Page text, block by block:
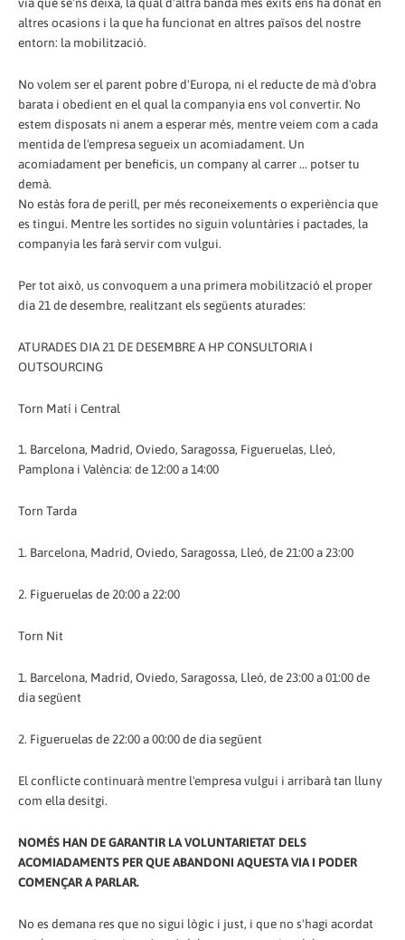
altres ocasions i la que ha funcionat en altres països del nostre
entorn: la mobilització.
No volem ser el parent pobre d'Europa, ni el reducte de mà d'obra
barata i obedient en el qual la companyia ens vol convertir. No
estem disposats ni anem a esperar més, mentre veiem com a cada
mentida de l'empresa segueix un acomiadament. Un
acomiadament per beneficis, un company al carrer ... potser tu
demà.
No estàs fora de perill, per més reconeixements o experiència que
es tingui. Mentre les sortides no siguin voluntàries i pactades, la
companyia les farà servir com vulgui.
Per tot això, us convoquem a una primera mobilització el proper
dia 21 de desembre, realitzant els següents aturades:
ATURADES DIA 21 DE DESEMBRE A HP CONSULTORIA I
OUTSOURCING
Torn Matí i Central
1. Barcelona, Madrid, Oviedo, Saragossa, Figueruelas, Lleó,
Pamplona i València: de 12:00 a 14:00
Torn Tarda
1. Barcelona, Madrid, Oviedo, Saragossa, Lleó, de 21:00 a 23:00
2. Figueruelas de 20:00 a 22:00
Torn Nit
1. Barcelona, Madrid, Oviedo, Saragossa, Lleó, de 23:00 a 01:00 de
dia següent
2. Figueruelas de 22:00 a 00:00 de dia següent
El conflicte continuarà mentre l'empresa vulgui i arribarà tan lluny
com ella desitgi.
NOMÉS HAN DE GARANTIR LA VOLUNTARIETAT DELS
ACOMIADAMENTS PER QUE ABANDONI AQUESTA VIA I PODER
COMENÇAR A PARLAR.
No es demana res que no sigui lògic i just, i que no s'hagi acordat